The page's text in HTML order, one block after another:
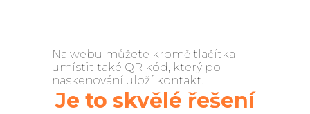
Na webu můžete kromě tlačítka
umístit také QR kód, který po
naskenování uloží kontakt.
Je to skvělé řešení